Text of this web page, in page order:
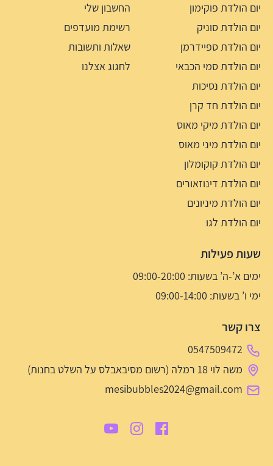
יום הולדת פוקימון
יום הולדת סוניק
יום הולדת ספיידרמן
יום הולדת סמי הכבאי
יום הולדת נסיכות
יום הולדת חד קרן
יום הולדת מיקי מאוס
יום הולדת מיני מאוס
יום הולדת קוקומלון
יום הולדת דינוזאורים
יום הולדת מיניונים
יום הולדת לגו
החשבון שלי
רשימת מועדפים
שאלות ותשובות
לחגוג אצלנו
שעות פעילות
ימים א’-ה’ בשעות: 09:00-20:00
ימי ו’ בשעות: 09:00-14:00
צרו קשר
0547509472
משה לוי 18 רמלה (רשום מסיבאבלס על השלט בחנות)
mesibubbles2024@gmail.com